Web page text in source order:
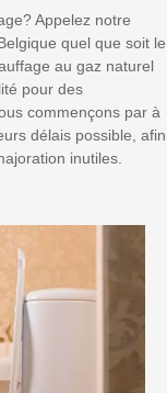
Appelez notre
quel que soit le
au gaz naturel
pour des
commençons par à
délais possible, afin
inutiles.